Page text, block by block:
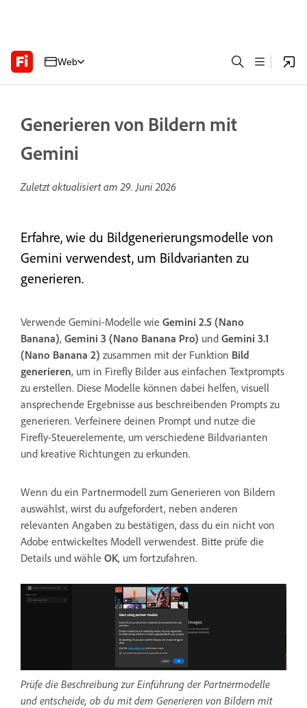
Web
Generieren von Bildern mit
Gemini
Zuletzt aktualisiert am29. Juni 2026
Erfahre, wie du Bildgenerierungsmodelle von
Gemini verwendest, um Bildvarianten zu
generieren.
Verwende Gemini-Modelle wie Gemini 2.5 (Nano
Banana), Gemini 3 (Nano Banana Pro) und Gemini 3.1
(Nano Banana 2) zusammen mit der Funktion Bild
generieren, um in Firefly Bilder aus einfachen Textprompts
zu erstellen. Diese Modelle können dabei helfen, visuell
ansprechende Ergebnisse aus beschreibenden Prompts zu
generieren. Verfeinere deinen Prompt und nutze die
Firefly-Steuerelemente, um verschiedene Bildvarianten
und kreative Richtungen zu erkunden.
Wenn du ein Partnermodell zum Generieren von Bildern
auswählst, wirst du aufgefordert, neben anderen
relevanten Angaben zu bestätigen, dass du ein nicht von
Adobe entwickeltes Modell verwendest. Bitte prüfe die
Details und wähle OK, um fortzufahren.
Prüfe die Beschreibung zur Einführung der Partnermodelle
und entscheide, ob du mit dem Generieren von Bildern mit